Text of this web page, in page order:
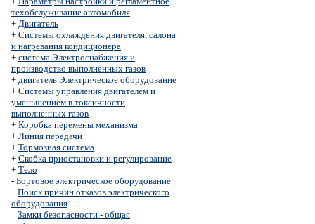
техобслуживание автомобиля
+ Двигатель
+ Системы охлаждения двигателя, салона
и нагревания кондиционера
+ система Электроснабжения и
производство выполненных газов
+ двигатель Электрическое оборудование
+ Системы управления двигателем и
уменьшением в токсичности
выполненных газов
+ Коробка перемены механизма
+ Линия передачи
+ Тормозная система
+ Скобка приостановки и регулирование
+ Тело
- Бортовое электрическое оборудование
Поиск причин отказов электрического
оборудования
Замки безопасности - общая